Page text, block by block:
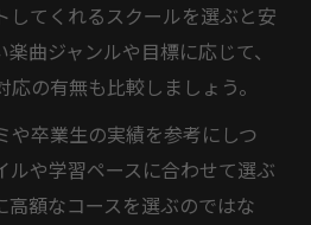
支える楽器未経験者の作曲
基礎をDTMスクールで身に
実践する簡単ボカロ作曲ス
してくれるスクールを選ぶと安
曲ジャンルや目標に応じて、
の有無も比較しましょう。
や卒業生の実績を参考にしつ
ルや学習ペースに合わせて選ぶ
高額なコースを選ぶのではな